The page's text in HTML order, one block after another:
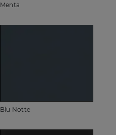
Menta
Blu Notte